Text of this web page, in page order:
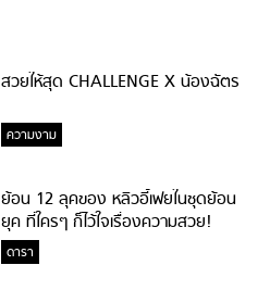
สวยให้สุด CHALLENGE X น้องฉัตร
ความงาม
ย้อน 12 ลุคของ หลิวอี้เฟยในชุดย้อน
ยุค ที่ใครๆ ก็ไว้ใจเรื่องความสวย!
ดารา